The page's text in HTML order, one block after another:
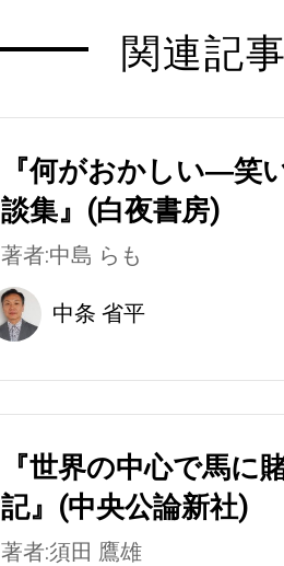
関連記
『何がおかしい―笑
談集』(白夜書房)
著者:中島 らも
中条 省平
『世界の中心で馬に
記』(中央公論新社)
著者:須田 鷹雄